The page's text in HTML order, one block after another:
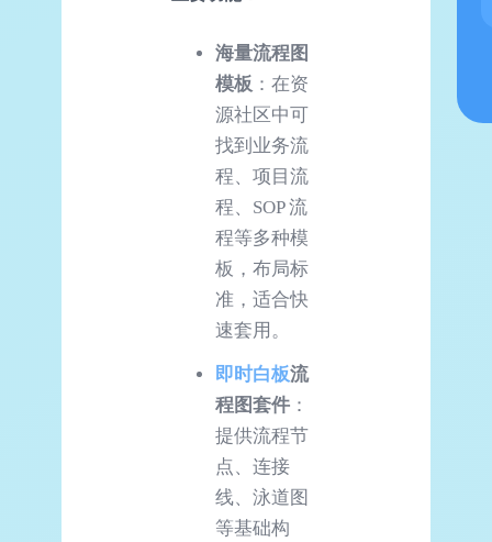
海量流程图
模板 ：在资
源社区中可
找到业务流
程、项目流
程、SOP 流
程等多种模
板，布局标
准，适合快
速套用。
即时白板流
程图套件 ：
提供流程节
点、连接
线、泳道图
等基础构